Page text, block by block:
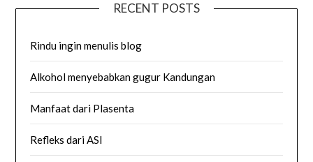
RECENT POSTS
Rindu ingin menulis blog
Alkohol menyebabkan gugur Kandungan
Manfaat dari Plasenta
Refleks dari ASI